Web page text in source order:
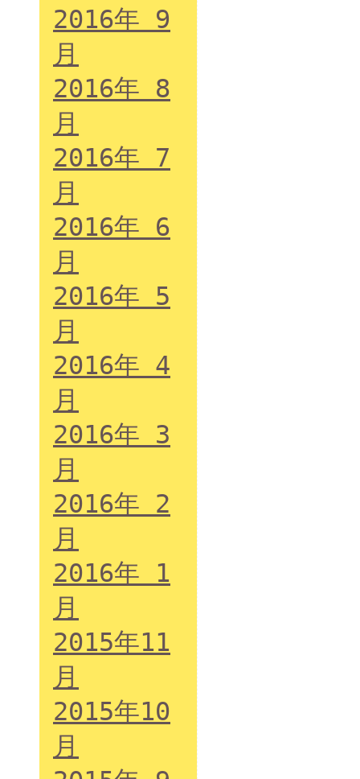
2016年 9
月
2016年 8
月
2016年 7
月
2016年 6
月
2016年 5
月
2016年 4
月
2016年 3
月
2016年 2
月
2016年 1
月
2015年11
月
2015年10
月